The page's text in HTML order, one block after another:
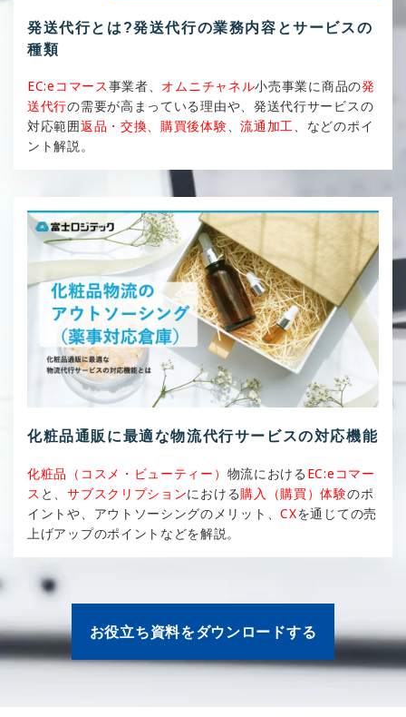
発送代行とは?発送代行の業務内容とサービスの
種類
EC:eコマース事業者、 オムニチャネル小売事業に商品の発
送代行の需要が高まっている理由や、発送代行サービスの
対応範囲返品・交換、購買後体験、流通加工、などのポイ
ント解説。
化粧品通販に最適な物流代行サービスの対応機能
化粧品（コスメ・ビューティー） 物流における EC:eコマー
ス と、サブスクリプションにおける購入（購買）体験のポ
イントや、アウトソーシングのメリット、CXを通じての売
上げアップのポイントなどを解説。
お役立ち資料をダウンロードする